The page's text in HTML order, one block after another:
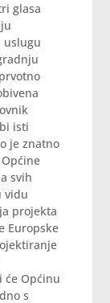
glasa
uslugu
isti
je znatno
svih
vidu
projekta
Europske
će Općinu
s